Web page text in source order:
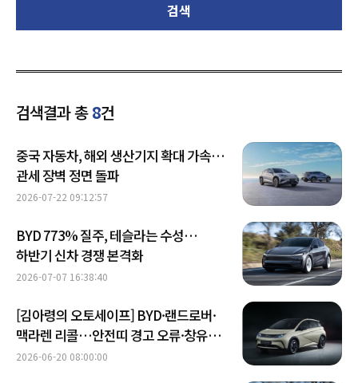
검색
검색결과 총8건
중국 자동차, 해외 생산기지 확대 가속…
관세 장벽 정면 돌파
2026-07-22 09:12:57
BYD 773% 질주, 테슬라는 수성…
하반기 신차 경쟁 본격화
2026-07-07 16:38:40
[김아령의 오토세이프] BYD·랜드로버·
맥라렌 리콜…안전띠 경고 오류·창유리
이탈 우려
2026-06-20 08:00:00